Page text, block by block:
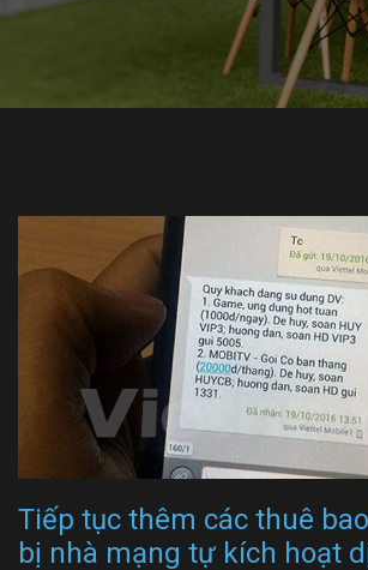
Tiếp tục thêm các thuê
bị nhà mạng tự kích hoạt